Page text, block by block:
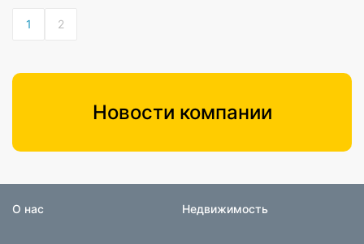
1 2
Новости компании
О нас Недвижимость